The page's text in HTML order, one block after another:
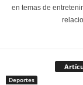
en temas de
Deportes